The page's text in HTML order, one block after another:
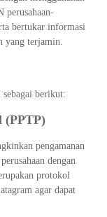
perusahaan-
bertukar informasi
yang terjamin.
berikut:
(PPTP)
pengamanan
dengan
protokol
agar dapat